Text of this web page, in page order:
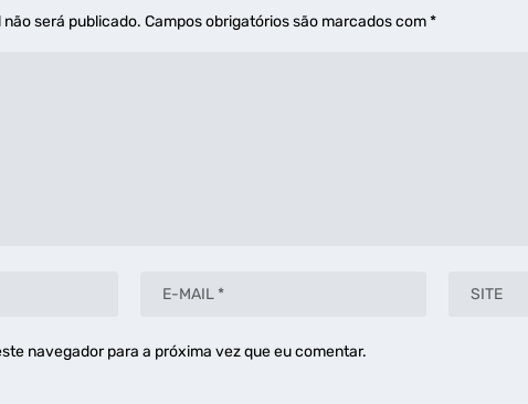
será publicado. Campos obrigatórios são marcados com*
navegador para a próxima vez que eu comentar.